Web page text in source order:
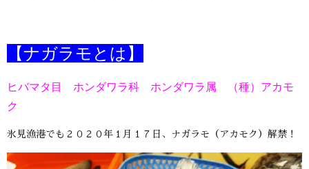
【ナガラモとは】
ヒバマタ目 ホンダワラ科 ホンダワラ属 （種）アカモ
ク
氷見漁港でも２０２０年１月１７日、ナガラモ（アカモク）解禁！